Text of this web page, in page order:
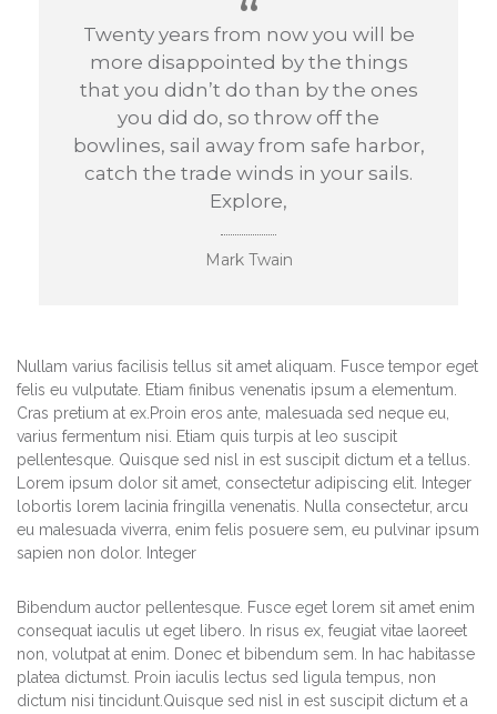
Twenty years from now you will be
more disappointed by the things
that you didn’t do than by the ones
you did do, so throw off the
bowlines, sail away from safe harbor,
catch the trade winds in your sails.
Explore,
Mark Twain
Nullam varius facilisis tellus sit amet aliquam. Fusce tempor eget
felis eu vulputate. Etiam finibus venenatis ipsum a elementum.
Cras pretium at ex.Proin eros ante, malesuada sed neque eu,
varius fermentum nisi. Etiam quis turpis at leo suscipit
pellentesque. Quisque sed nisl in est suscipit dictum et a tellus.
Lorem ipsum dolor sit amet, consectetur adipiscing elit. Integer
lobortis lorem lacinia fringilla venenatis. Nulla consectetur, arcu
eu malesuada viverra, enim felis posuere sem, eu pulvinar ipsum
sapien non dolor. Integer
Bibendum auctor pellentesque. Fusce eget lorem sit amet enim
consequat iaculis ut eget libero. In risus ex, feugiat vitae laoreet
non, volutpat at enim. Donec et bibendum sem. In hac habitasse
platea dictumst. Proin iaculis lectus sed ligula tempus, non
dictum nisi tincidunt.Quisque sed nisl in est suscipit dictum et a